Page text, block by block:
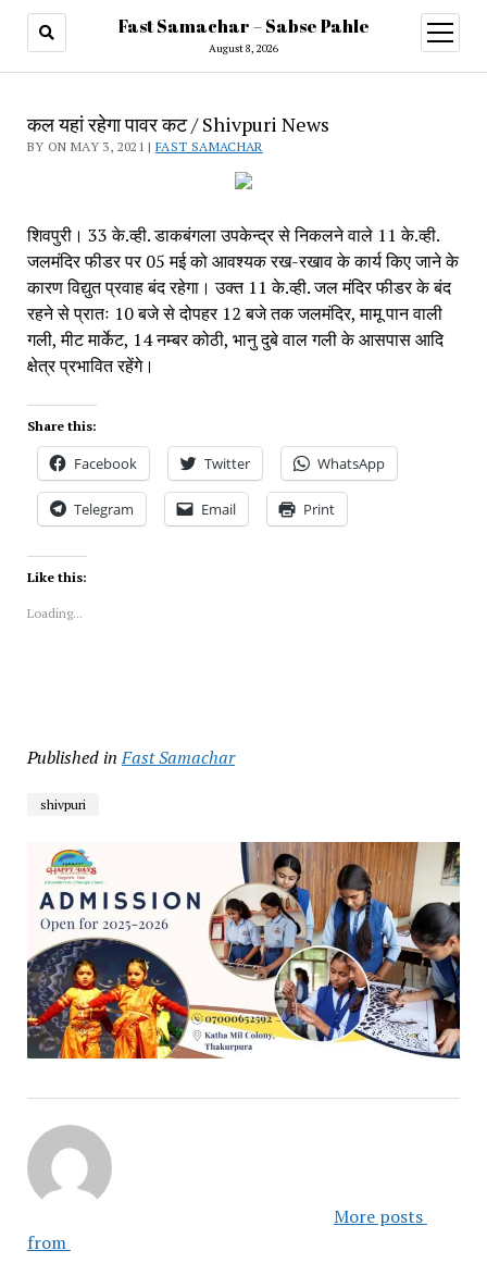
Fast Samachar – Sabse Pahle
August 8, 2026
open
menu
कल यहां रहेगा पावर कट / Shivpuri News
BY ON MAY 3, 2021 |FAST SAMACHAR
शिवपुरी। 33 के.व्ही. डाकबंगला उपकेन्द्र से निकलने वाले 11 के.व्ही.
जलमंदिर फीडर पर 05 मई को आवश्यक रख-रखाव के कार्य किए जाने के
कारण विद्युत प्रवाह बंद रहेगा। उक्त 11 के.व्ही. जल मंदिर फीडर के बंद
रहने से प्रातः 10 बजे से दोपहर 12 बजे तक जलमंदिर, मामू पान वाली
गली, मीट मार्केट, 14 नम्बर कोठी, भानु दुबे वाल गली के आसपास आदि
क्षेत्र प्रभावित रहेंगे।
Share this:
Facebook Twitter WhatsApp
Telegram Email Print
Like this:
Loading...
Published in Fast Samachar
shivpuri